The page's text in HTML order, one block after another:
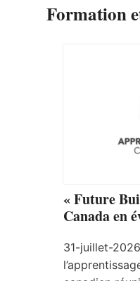
Formation
« Future
Canada en
31-juillet-